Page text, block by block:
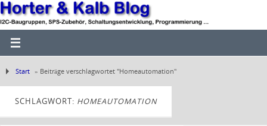
Start » Beiträge verschlagwortet "Homeautomation"
SCHLAGWORT: HOMEAUTOMATION